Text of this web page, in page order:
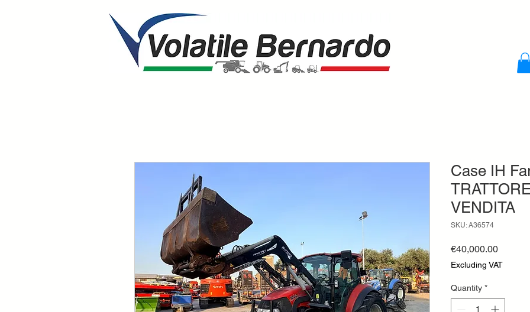
Case IH
VENDITA
SKU: A36574
€40,000.00Price
Excluding VAT
Quantity *